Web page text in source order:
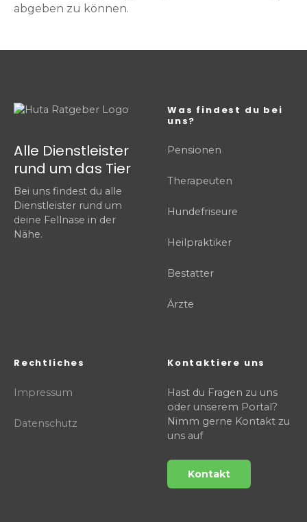
abgeben zu können.
Alle Dienstleister
rund um das Tier
Bei uns findest du alle
Dienstleister rund um
deine Fellnase in der
Nähe.
Was findest du bei
uns?
Pensionen
Therapeuten
Hundefriseure
Heilpraktiker
Bestatter
Ärzte
Rechtliches
Impressum
Datenschutz
Kontaktiere uns
Hast du Fragen zu uns
oder unserem Portal?
Nimm gerne Kontakt zu
uns auf
Kontakt